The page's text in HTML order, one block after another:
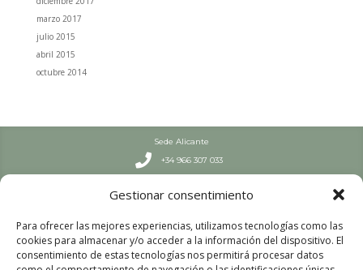
Gestionar consentimiento
Para ofrecer las mejores experiencias, utilizamos tecnologías como las
cookies para almacenar y/o acceder a la información del dispositivo. El
consentimiento de estas tecnologías nos permitirá procesar datos
marzo 2017
julio 2015
abril 2015
octubre 2014
Sede Alicante
 +34 966 307 033
L-J: 7:30-19 h | V: 8-19 h
L-V: 8:00 – 15:00
Sede Valencia
 +34 963 447 663